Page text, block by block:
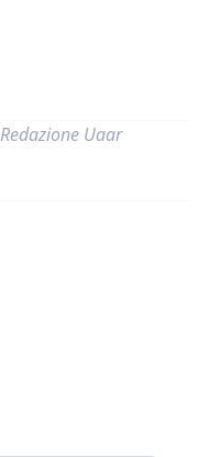
Redazione Uaar